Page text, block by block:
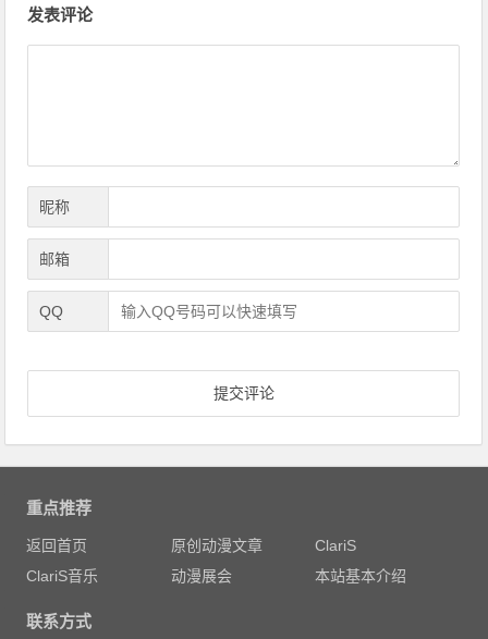
发表评论
昵称
邮箱
QQ
重点推荐
返回首页 原创动漫文章
ClariS
ClariS音乐
动漫展会 本站基本介绍
联系方式